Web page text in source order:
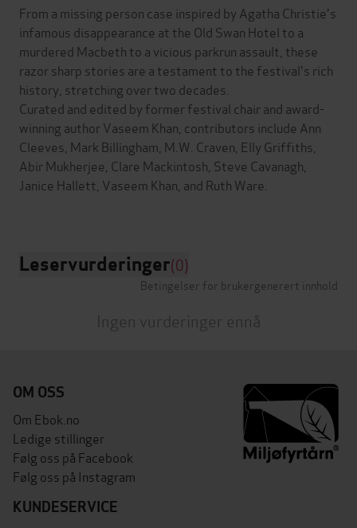
From a missing person case inspired by Agatha Christie's
infamous disappearance at the Old Swan Hotel to a
murdered Macbeth to a vicious parkrun assault, these
razor sharp stories are a testament to the festival's rich
history, stretching over two decades.
Curated and edited by former festival chair and award-
winning author Vaseem Khan, contributors include Ann
Cleeves, Mark Billingham, M.W. Craven, Elly Griffiths,
Abir Mukherjee, Clare Mackintosh, Steve Cavanagh,
Janice Hallett, Vaseem Khan, and Ruth Ware.
Leservurderinger(0)
Betingelser for brukergenerert innhold
Ingen vurderinger ennå
OM OSS
Om Ebok.no
Ledige stillinger
Følg oss på Facebook
Følg oss på Instagram
KUNDESERVICE